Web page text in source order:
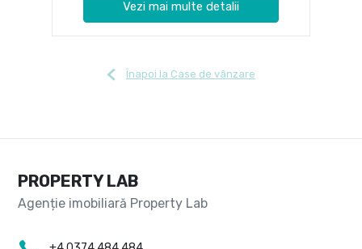
Vezi mai multe detalii
Înapoi la Case de vânzare
PROPERTY LAB